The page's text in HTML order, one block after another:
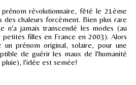
révolutionnaire, fêté le 21ème
chaleurs forcément. Bien plus rare
n'a jamais transcendé les modes (au
petites filles en France en 2003). Alors
un prénom original, solaire, pour une
de guérir les maux de l'humanité
l'idée est semée!